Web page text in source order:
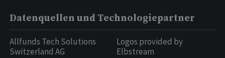
Datenquellen und Technologiepartner
Allfunds Tech Solutions
Switzerland AG
Logos provided by
Elbstream